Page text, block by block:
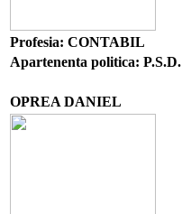
Profesia: CONTABIL
Apartenenta politica: P.S.D.
OPREA DANIEL